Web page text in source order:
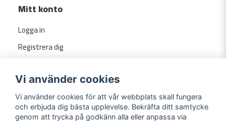
Mitt konto
Logga in
Registrera dig
Vi använder cookies
Vi använder cookies för att vår webbplats skall fungera
och erbjuda dig bästa upplevelse. Bekräfta ditt samtycke
genom att trycka på godkänn alla eller anpassa via